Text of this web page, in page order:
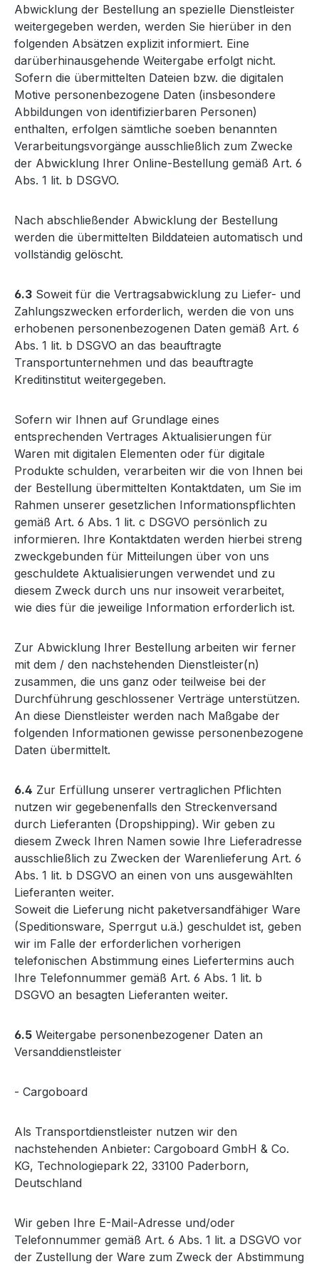
Abwicklung der Bestellung an spezielle Dienstleister
weitergegeben werden, werden Sie hierüber in den
folgenden Absätzen explizit informiert. Eine
darüberhinausgehende Weitergabe erfolgt nicht.
Sofern die übermittelten Dateien bzw. die digitalen
Motive personenbezogene Daten (insbesondere
Abbildungen von identifizierbaren Personen)
enthalten, erfolgen sämtliche soeben benannten
Verarbeitungsvorgänge ausschließlich zum Zwecke
der Abwicklung Ihrer Online-Bestellung gemäß Art. 6
Abs. 1 lit. b DSGVO.
Nach abschließender Abwicklung der Bestellung
werden die übermittelten Bilddateien automatisch und
vollständig gelöscht.
6.3 Soweit für die Vertragsabwicklung zu Liefer- und
Zahlungszwecken erforderlich, werden die von uns
erhobenen personenbezogenen Daten gemäß Art. 6
Abs. 1 lit. b DSGVO an das beauftragte
Transportunternehmen und das beauftragte
Kreditinstitut weitergegeben.
Sofern wir Ihnen auf Grundlage eines
entsprechenden Vertrages Aktualisierungen für
Waren mit digitalen Elementen oder für digitale
Produkte schulden, verarbeiten wir die von Ihnen bei
der Bestellung übermittelten Kontaktdaten, um Sie im
Rahmen unserer gesetzlichen Informationspflichten
gemäß Art. 6 Abs. 1 lit. c DSGVO persönlich zu
informieren. Ihre Kontaktdaten werden hierbei streng
zweckgebunden für Mitteilungen über von uns
geschuldete Aktualisierungen verwendet und zu
diesem Zweck durch uns nur insoweit verarbeitet,
wie dies für die jeweilige Information erforderlich ist.
Zur Abwicklung Ihrer Bestellung arbeiten wir ferner
mit dem / den nachstehenden Dienstleister(n)
zusammen, die uns ganz oder teilweise bei der
Durchführung geschlossener Verträge unterstützen.
An diese Dienstleister werden nach Maßgabe der
folgenden Informationen gewisse personenbezogene
Daten übermittelt.
6.4 Zur Erfüllung unserer vertraglichen Pflichten
nutzen wir gegebenenfalls den Streckenversand
durch Lieferanten (Dropshipping). Wir geben zu
diesem Zweck Ihren Namen sowie Ihre Lieferadresse
ausschließlich zu Zwecken der Warenlieferung Art. 6
Abs. 1 lit. b DSGVO an einen von uns ausgewählten
Lieferanten weiter.
Soweit die Lieferung nicht paketversandfähiger Ware
(Speditionsware, Sperrgut u.ä.) geschuldet ist, geben
wir im Falle der erforderlichen vorherigen
telefonischen Abstimmung eines Liefertermins auch
Ihre Telefonnummer gemäß Art. 6 Abs. 1 lit. b
DSGVO an besagten Lieferanten weiter.
6.5 Weitergabe personenbezogener Daten an
Versanddienstleister
- Cargoboard
Als Transportdienstleister nutzen wir den
nachstehenden Anbieter: Cargoboard GmbH & Co.
KG, Technologiepark 22, 33100 Paderborn,
Deutschland
Wir geben Ihre E-Mail-Adresse und/oder
Telefonnummer gemäß Art. 6 Abs. 1 lit. a DSGVO vor
der Zustellung der Ware zum Zweck der Abstimmung